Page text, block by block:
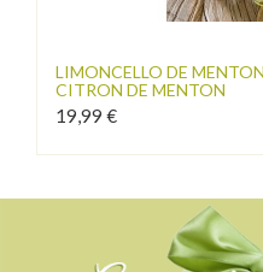
LIMONCELLO DE
CITRON DE MENTON
19,99 €